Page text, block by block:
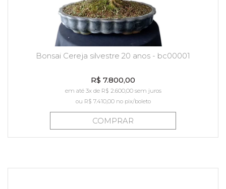
Bonsai Cereja silvestre 20 anos - bc00001
R$ 7.800,00
em até 3x de R$ 2.600,00 sem juros
ou R$ 7.410,00no pix/boleto
COMPRAR